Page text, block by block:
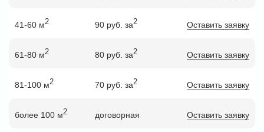
41-60 м2 90 руб. за2 Оставить заявку
61-80 м2 80 руб. за2 Оставить заявку
81-100 м2 70 руб. за2 Оставить заявку
более 100 м2 договорная Оставить заявку